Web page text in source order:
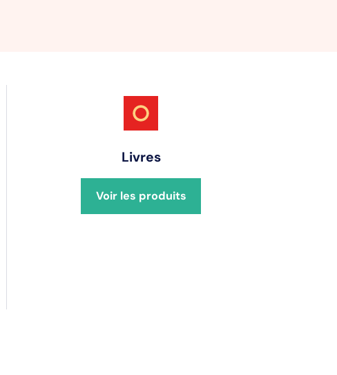
Livres
Voir les produits